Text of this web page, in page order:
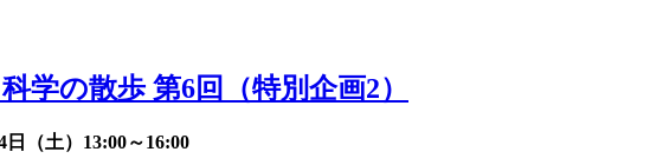
学の散歩 第6回（特別企画2）
（土）13:00～16:00